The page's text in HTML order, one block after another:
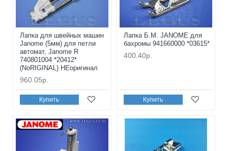
Лапка для швейных машин
Janome (5мм) для петли
автомат, Janome R
740801004 *20412*
(NoRIGINAL) НЕоригинал
960.05р.
Купить
Лапка Б.М. JANOME для
бахромы 941660000 *03615*
400.40р.
Купить